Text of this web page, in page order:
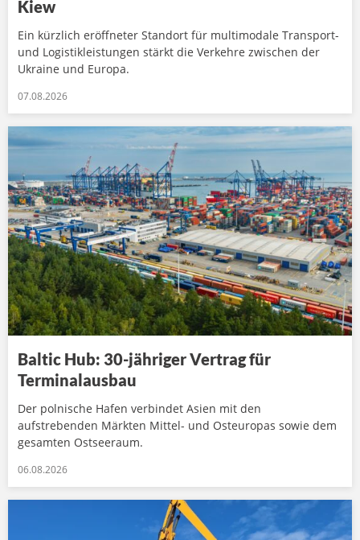
Kiew
Ein kürzlich eröffneter Standort für multimodale Transport-
und Logistikleistungen stärkt die Verkehre zwischen der
Ukraine und Europa.
07.08.2026
Baltic Hub: 30-jähriger Vertrag für
Terminalausbau
Der polnische Hafen verbindet Asien mit den
aufstrebenden Märkten Mittel- und Osteuropas sowie dem
gesamten Ostseeraum.
06.08.2026